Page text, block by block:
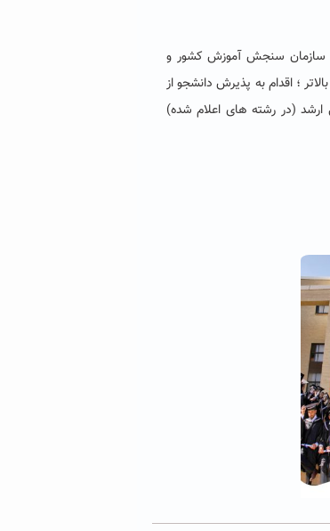
سازمان سنجش آموزش کشور و
؛ اقدام به پذیرش دانشجو از
(در رشته های اعلام شده)